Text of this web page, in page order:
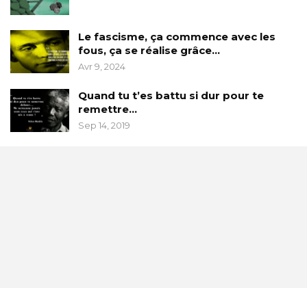
Le fascisme, ça commence avec les
fous, ça se réalise grâce…
Avr 9, 2024
Quand tu t’es battu si dur pour te
remettre…
Sep 14, 2019